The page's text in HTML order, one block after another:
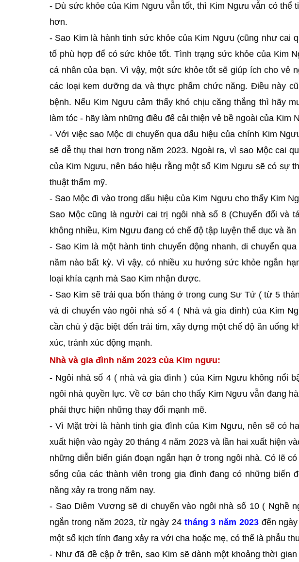
- Dù sức khỏe của Kim Ngưu vẫn tốt, thì Kim Ngưu vẫn có thể
hơn.
- Sao Kim là hành tinh sức khỏe của Kim Ngưu (cũng như cai
tố phù hợp để có sức khỏe tốt. Tình trạng sức khỏe của Kim
cá nhân của bạn. Vì vậy, một sức khỏe tốt sẽ giúp ích cho vẻ
các loại kem dưỡng da và thực phẩm chức năng. Điều này
bệnh. Nếu Kim Ngưu cảm thấy khó chịu căng thẳng thì hãy
làm tóc - hãy làm những điều để cải thiện vẻ bề ngoài của Kim
- Với việc sao Mộc di chuyển qua dấu hiệu của chính Kim
sẽ dễ thụ thai hơn trong năm 2023. Ngoài ra, vì sao Mộc cai
của Kim Ngưu, nên báo hiệu rằng một số Kim Ngưu sẽ có sự
thuật thẩm mỹ.
- Sao Mộc đi vào trong dấu hiệu của Kim Ngưu cho thấy Kim
Sao Mộc cũng là người cai trị ngôi nhà số 8 (Chuyển đổi và
không nhiều, Kim Ngưu đang có chế độ tập luyện thể dục và ăn
- Sao Kim là một hành tinh chuyển động nhanh, di chuyển
năm nào bất kỳ. Vì vậy, có nhiều xu hướng sức khỏe ngắn
loại khía cạnh mà Sao Kim nhận được.
- Sao Kim sẽ trải qua bốn tháng ở trong cung Sư Tử ( từ 5
và di chuyển vào ngôi nhà số 4 ( Nhà và gia đình) của Kim
cần chú ý đặc biệt đến trái tim, xây dựng một chế độ ăn uống
xúc, tránh xúc động mạnh.
Nhà và gia đình năm 2023 của Kim ngưu:
- Ngôi nhà số 4 ( nhà và gia đình ) của Kim Ngưu không nổi
ngôi nhà quyền lực. Về cơ bản cho thấy Kim Ngưu vẫn đang
phải thực hiện những thay đổi mạnh mẽ.
- Vì Mặt trời là hành tinh gia đình của Kim Ngưu, nên sẽ có
xuất hiện vào ngày 20 tháng 4 năm 2023 và lần hai xuất hiện
những diễn biến gián đoạn ngắn hạn ở trong ngôi nhà. Có lẽ
sống của các thành viên trong gia đình đang có những biến
năng xảy ra trong năm nay.
- Sao Diêm Vương sẽ di chuyển vào ngôi nhà số 10 ( Nghề
ngắn trong năm 2023, từ ngày 24 tháng 3 năm 2023đến ngày
một số kịch tính đang xảy ra với cha hoặc mẹ, có thể là phẫu
- Như đã đề cập ở trên, sao Kim sẽ dành một khoảng thời